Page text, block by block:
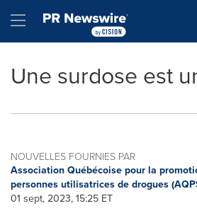
Hamburger menu
Une surdose est
NOUVELLES FOURNIES PAR
Association Québécoise pour la
personnes utilisatrices de drogues
01 sept, 2023, 15:25 ET